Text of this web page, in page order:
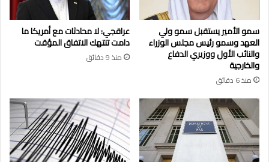
سمو الأمير يستقبل سمو ولي
العهد وسمو رئيس مجلس الوزراء
والنائب الأول ووزيري الدفاع
والخارجية
منذ 6 دقائق
عراقجي: لا محادثات مع أمريكا ما
دامت تنتهك الاتفاق المؤقت
منذ 9 دقائق